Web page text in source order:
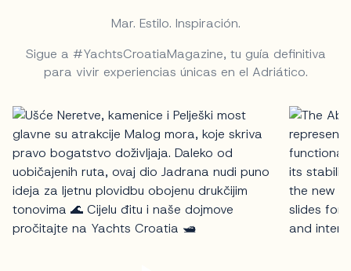
Mar. Estilo. Inspiración.
Sigue a #YachtsCroatiaMagazine, tu guía definitiva
para vivir experiencias únicas en el Adriático.